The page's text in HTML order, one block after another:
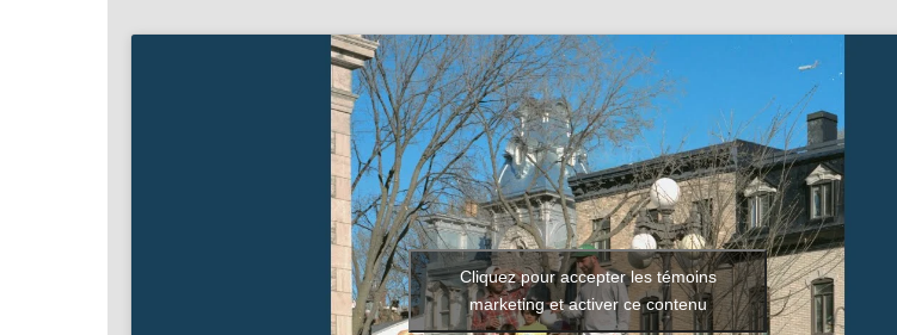
Cliquez pour accepter les témoins
marketing et activer ce contenu